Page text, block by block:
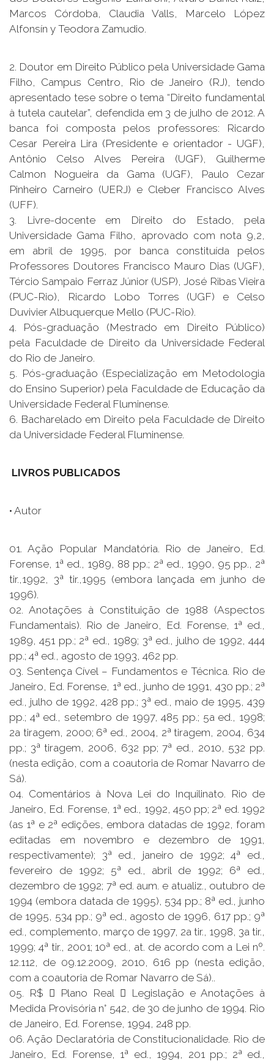
Marcos Córdoba, Claudia Valls, Marcelo López
Alfonsín y Teodora Zamudio.
2. Doutor em Direito Público pela Universidade Gama
Filho, Campus Centro, Rio de Janeiro (RJ), tendo
apresentado tese sobre o tema “Direito fundamental
à tutela cautelar”, defendida em 3 de julho de 2012. A
banca foi composta pelos professores: Ricardo
Cesar Pereira Lira (Presidente e orientador - UGF),
Antônio Celso Alves Pereira (UGF), Guilherme
Calmon Nogueira da Gama (UGF), Paulo Cezar
Pinheiro Carneiro (UERJ) e Cleber Francisco Alves
(UFF).
3. Livre-docente em Direito do Estado, pela
Universidade Gama Filho, aprovado com nota 9,2,
em abril de 1995, por banca constituída pelos
Professores Doutores Francisco Mauro Dias (UGF),
Tércio Sampaio Ferraz Júnior (USP), José Ribas Vieira
(PUC-Rio), Ricardo Lobo Torres (UGF) e Celso
Duvivier Albuquerque Mello (PUC-Rio).
4. Pós-graduação (Mestrado em Direito Público)
pela Faculdade de Direito da Universidade Federal
do Rio de Janeiro.
5. Pós-graduação (Especialização em Metodologia
do Ensino Superior) pela Faculdade de Educação da
Universidade Federal Fluminense.
6. Bacharelado em Direito pela Faculdade de Direito
da Universidade Federal Fluminense.
LIVROS PUBLICADOS
• Autor
01. Ação Popular Mandatória. Rio de Janeiro, Ed.
Forense, 1ª ed., 1989, 88 pp.; 2ª ed., 1990, 95 pp., 2ª
tir.,1992, 3ª tir.,1995 (embora lançada em junho de
1996).
02. Anotações à Constituição de 1988 (Aspectos
Fundamentais). Rio de Janeiro, Ed. Forense, 1ª ed.,
1989, 451 pp.; 2ª ed., 1989; 3ª ed., julho de 1992, 444
pp.; 4ª ed., agosto de 1993, 462 pp.
03. Sentença Cível – Fundamentos e Técnica. Rio de
Janeiro, Ed. Forense, 1ª ed., junho de 1991, 430 pp.; 2ª
ed., julho de 1992, 428 pp.; 3ª ed., maio de 1995, 439
pp.; 4ª ed., setembro de 1997, 485 pp.; 5a ed., 1998;
2a tiragem, 2000; 6ª ed., 2004, 2ª tiragem, 2004, 634
pp.; 3ª tiragem, 2006, 632 pp; 7ª ed., 2010, 532 pp.
(nesta edição, com a coautoria de Romar Navarro de
Sá).
04. Comentários à Nova Lei do Inquilinato. Rio de
Janeiro, Ed. Forense, 1ª ed., 1992, 450 pp; 2ª ed. 1992
(as 1ª e 2ª edições, embora datadas de 1992, foram
editadas em novembro e dezembro de 1991,
respectivamente); 3ª ed., janeiro de 1992; 4ª ed.,
fevereiro de 1992; 5ª ed., abril de 1992; 6ª ed.,
dezembro de 1992; 7ª ed. aum. e atualiz., outubro de
1994 (embora datada de 1995), 534 pp.; 8ª ed., junho
de 1995, 534 pp.; 9ª ed., agosto de 1996, 617 pp.; 9ª
ed., complemento, março de 1997, 2a tir., 1998, 3a tir.,
1999; 4ª tir., 2001; 10ª ed., at. de acordo com a Lei nº.
12.112, de 09.12.2009, 2010, 616 pp (nesta edição,
com a coautoria de Romar Navarro de Sá)..
05. R$  Plano Real  Legislação e Anotações à
Medida Provisória n° 542, de 30 de junho de 1994. Rio
de Janeiro, Ed. Forense, 1994, 248 pp.
06. Ação Declaratória de Constitucionalidade. Rio de
Janeiro, Ed. Forense, 1ª ed., 1994, 201 pp.; 2ª ed.,